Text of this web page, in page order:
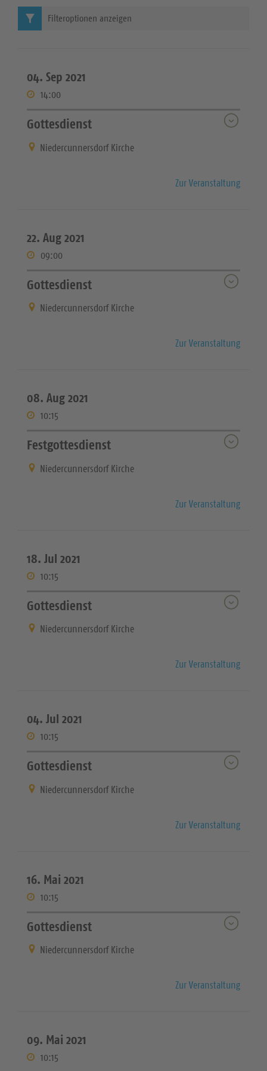
04. Sep 2021
14:00
Gottesdienst
Niedercunnersdorf Kirche
Zur Veranstaltung
22. Aug 2021
09:00
Gottesdienst
Niedercunnersdorf Kirche
Zur Veranstaltung
08. Aug 2021
10:15
Festgottesdienst
Niedercunnersdorf Kirche
Zur Veranstaltung
18. Jul 2021
10:15
Gottesdienst
Niedercunnersdorf Kirche
Zur Veranstaltung
04. Jul 2021
10:15
Gottesdienst
Niedercunnersdorf Kirche
Zur Veranstaltung
16. Mai 2021
10:15
Gottesdienst
Niedercunnersdorf Kirche
Zur Veranstaltung
09. Mai 2021
10:15
Filteroptionen anzeigen